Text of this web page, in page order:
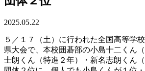
2025.05.22
５／１７（土）に行われた全国高等学
県大会で、本校囲碁部の小島十二くん
士朗くん（特進２年）・新名志朗くん